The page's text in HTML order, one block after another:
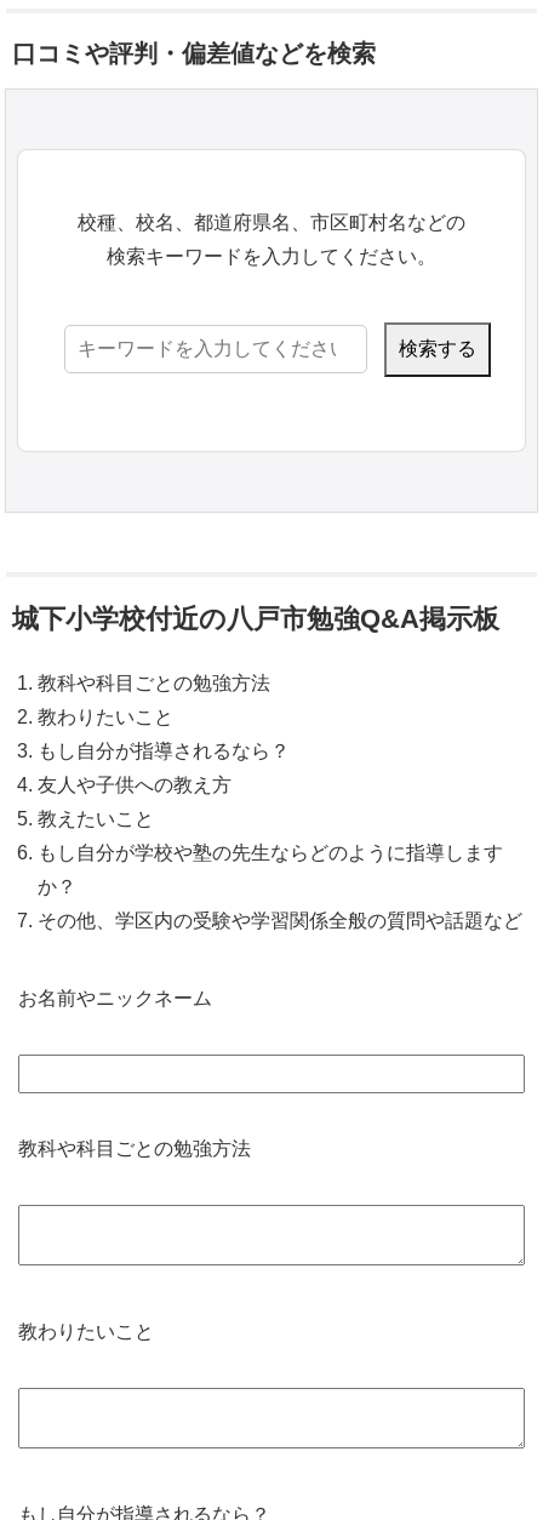
口コミや評判・偏差値などを検索
校種、校名、都道府県名、市区町村名などの
検索キーワードを入力してください。
検
城下小学校付近の八戸市勉強Q&A掲示板
教科や科目ごとの勉強方法
教わりたいこと
もし自分が指導されるなら？
友人や子供への教え方
教えたいこと
もし自分が学校や塾の先生ならどのように指導します
か？
その他、学区内の受験や学習関係全般の質問や話題など
お名前やニックネーム
教科や科目ごとの勉強方法
教わりたいこと
もし自分が指導されるなら？